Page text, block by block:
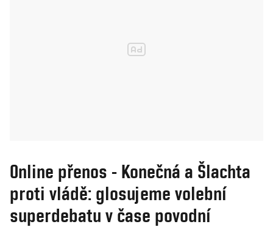
Online přenos - Konečná a Šlachta
proti vládě: glosujeme volební
superdebatu v čase povodní